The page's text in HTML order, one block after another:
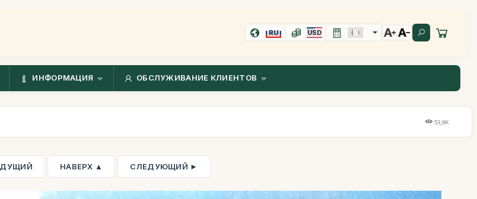
RU USD
ИНФОРМАЦИЯ ОБСЛУЖИВАНИЕ КЛИЕНТОВ
53,9K
НАВЕРХ ▲ СЛЕДУЮЩИЙ ►